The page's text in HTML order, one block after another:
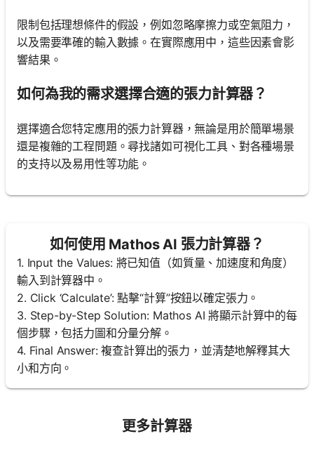
限制包括理想條件的假設，例如忽略摩擦力或空氣阻力，
以及需要準確的輸入數據。在實際應用中，這些因素會影
響結果。
如何為我的需求選擇合適的張力計算器？
選擇適合您特定應用的張力計算器，無論是用於簡單場景
還是複雜的工程問題。尋找諸如可視化工具、對各種場景
的支持以及易用性等功能。
如何使用 Mathos AI 張力計算器？
1. Input the Values: 將已知值（如質量、加速度和角度）
輸入到計算器中。
2. Click ‘Calculate’: 點擊“計算”按鈕以確定張力。
3. Step-by-Step Solution: Mathos AI 將顯示計算中的每
個步驟，包括力圖和分量分解。
4. Final Answer: 複查計算出的張力，並清楚地解釋其大
小和方向。
更多計算器